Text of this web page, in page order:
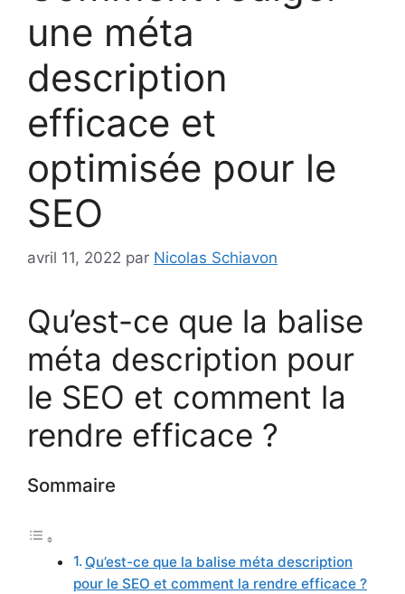
une méta
description
efficace et
optimisée pour le
SEO
avril 11, 2022 par Nicolas Schiavon
Qu’est-ce que la balise
méta description pour
le SEO et comment la
rendre efficace ?
Sommaire
Qu’est-ce que la balise méta description
pour le SEO et comment la rendre efficace ?